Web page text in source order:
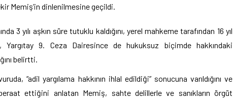
Memiş’in dinlenilmesine geçildi.
3 yılı aşkın süre tutuklu kaldığını, yerel mahkeme tarafından 16 yıl
Yargıtay 9. Ceza Dairesince de hukuksuz biçimde hakkındaki
belirtti.
“adil yargılama hakkının ihlal edildiği” sonucuna varıldığını ve
ettiğini anlatan Memiş, sahte delillerle ve sanıkların örgüt